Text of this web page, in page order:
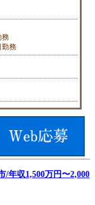
務
勤務
/年収1,500万円〜2,000